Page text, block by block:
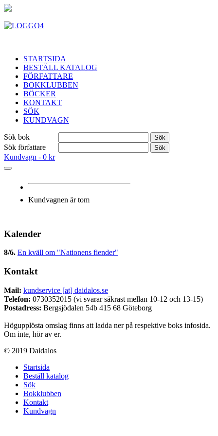
STARTSIDA
BESTÄLL KATALOG
FÖRFATTARE
BOKKLUBBEN
BÖCKER
KONTAKT
SÖK
KUNDVAGN
Sök bok Sök
Sök författare Sök
Kundvagn - 0 kr
Kundvagnen är tom
Kalender
8/6. En kväll om "Nationens fiender"
Kontakt
Mail: kundservice [at] daidalos.se
Telefon: 0730352015 (vi svarar säkrast mellan 10-12 och 13-15)
Postadress: Bergsjödalen 54b 415 68 Göteborg
Högupplösta omslag finns att ladda ner på respektive boks infosida.
Om inte, hör av er.
© 2019 Daidalos
Startsida
Beställ katalog
Sök
Bokklubben
Kontakt
Kundvagn